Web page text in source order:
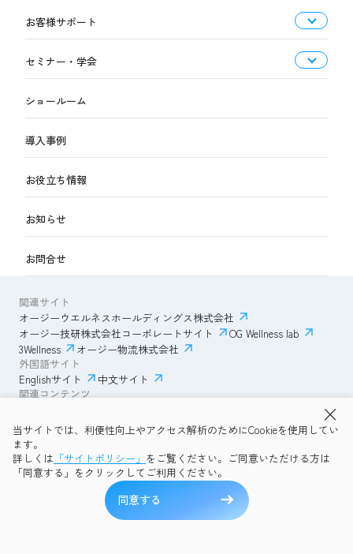
当サイトでは、利便性向上やアクセス解析のためにCookieを使用してい
ます。
詳しくは 「サイトポリシー」 をご覧ください。ご同意いただける方は
「同意する」をクリックしてご利用ください。
同意する
お客様サポート
セミナー・学会
ショールーム
導入事例
お役立ち情報
お知らせ
お問合せ
関連サイト
オージーウエルネスホールディングス株式会社
オージー技研株式会社コーポレートサイト
OG Wellness lab
3Wellness
オージー物流株式会社
外国語サイト
Englishサイト
中文サイト
関連コンテンツ
透明性ガイドライン
プライバシーポリシー
OG Wellness会員規約
コミュニティガイドライン
サイトマップ
Copyright © 2026 OG Wellness Co., Ltd. All rights reserved.